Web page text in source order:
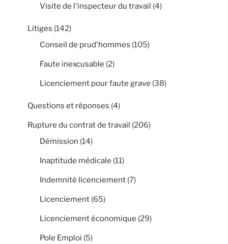
Visite de l'inspecteur du travail (4)
Litiges (142)
Conseil de prud'hommes (105)
Faute inexcusable (2)
Licenciement pour faute grave (38)
Questions et réponses (4)
Rupture du contrat de travail (206)
Démission (14)
Inaptitude médicale (11)
Indemnité licenciement (7)
Licenciement (65)
Licenciement économique (29)
Pole Emploi (5)